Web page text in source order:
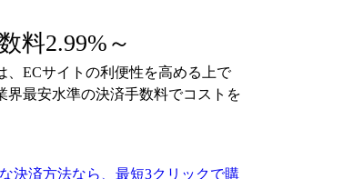
料2.99%～
ECサイトの利便性を高める上で
界最安水準の決済手数料でコストを
決済方法なら、最短3クリックで購